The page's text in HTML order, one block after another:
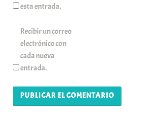
esta entrada.
Recibir un correo
electrónico con
cada nueva
entrada.